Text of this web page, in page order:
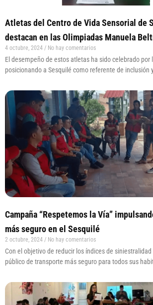
Atletas del Centro de Vida Sensorial de
destacan en las Olimpiadas Manuela
4 octubre, 2024 No hay comentarios
El desempeño de estos atletas ha sido celebrado por
posicionando a Sesquilé como referente de inclusión
Campaña “Respetemos la Vía”
más seguro en el Sesquilé
2 octubre, 2024 No hay comentarios
Con el objetivo de reducir los índices de
público de transporte más seguro para todos sus